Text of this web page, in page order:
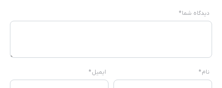
دیدگاه شما*
نام* ایمیل*